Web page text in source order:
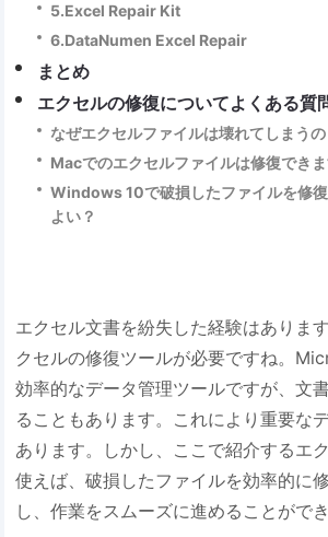
5.Excel Repair Kit
6.DataNumen Excel Repair
まとめ
エクセルの修復についてよくある質
なぜエクセルファイルは壊れてしまうの
Macでのエクセルファイルは修復できま
Windows 10で破損したファイルを修
よい？
エクセル文書を紛失した経験はありま
クセルの修復ツールが必要ですね。
効率的なデータ管理ツールですが、文
ることもあります。これにより重要な
あります。しかし、ここで紹介するエ
使えば、破損したファイルを効率的に
し、作業をスムーズに進めることができ